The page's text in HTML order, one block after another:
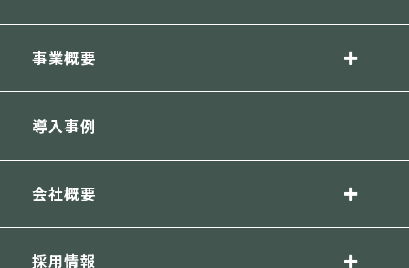
事業概要
導入事例
会社概要
採用情報